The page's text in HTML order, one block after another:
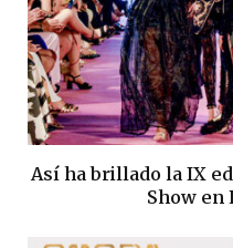
Así ha brillado la IX
Show en